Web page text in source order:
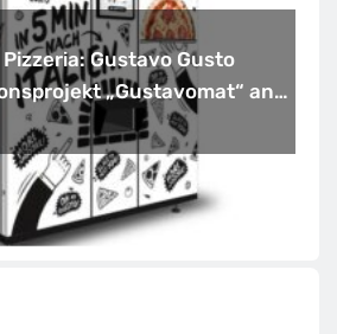
Gustavo Gusto
„Gustavomat“ an